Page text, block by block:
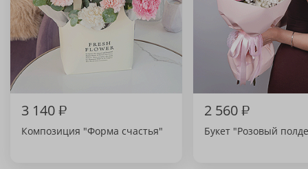
3 140₽
Композиция "Форма счастья"
2 560₽
Букет "Розовый